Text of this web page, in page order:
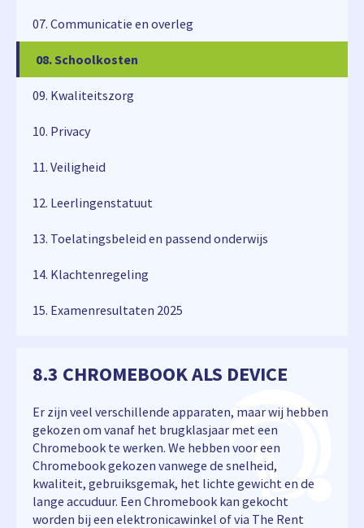
07. Communicatie en overleg
08. Schoolkosten
08. Schoolkosten
09. Kwaliteitszorg
10. Privacy
11. Veiligheid
12. Leerlingenstatuut
13. Toelatingsbeleid en passend onderwijs
14. Klachtenregeling
15. Examenresultaten 2025
8.3 CHROMEBOOK ALS DEVICE
Er zijn veel verschillende apparaten, maar wij hebben
gekozen om vanaf het brugklasjaar met een
Chromebook te werken. We hebben voor een
Chromebook gekozen vanwege de snelheid,
kwaliteit, gebruiksgemak, het lichte gewicht en de
lange accuduur. Een Chromebook kan gekocht
worden bij een elektronicawinkel of via The Rent